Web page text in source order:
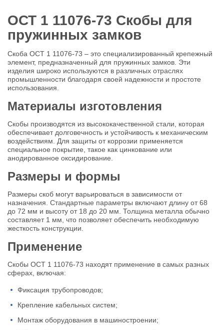
ОСТ 1 11076-73 Скобы для
пружинных замков
Скоба ОСТ 1 11076-73 – это специализированный крепежный
элемент, предназначенный для пружинных замков. Эти
изделия широко используются в различных отраслях
промышленности благодаря своей надежности и простоте
использования.
Материалы изготовления
Скобы производятся из высококачественной стали, которая
обеспечивает долговечность и устойчивость к механическим
воздействиям. Для защиты от коррозии применяется
специальное покрытие, такое как цинкование или
анодированное оксидирование.
Размеры и формы
Размеры скоб могут варьироваться в зависимости от
назначения. Стандартные параметры включают длину от 68
до 72 мм и высоту от 18 до 20 мм. Толщина металла обычно
составляет 1 мм, что позволяет обеспечить необходимую
жесткость конструкции.
Применение
Скобы ОСТ 1 11076-73 находят применение в самых разных
сферах, включая:
Фиксация трубопроводов;
Крепление кабельных систем;
Монтаж оборудования в машиностроении;